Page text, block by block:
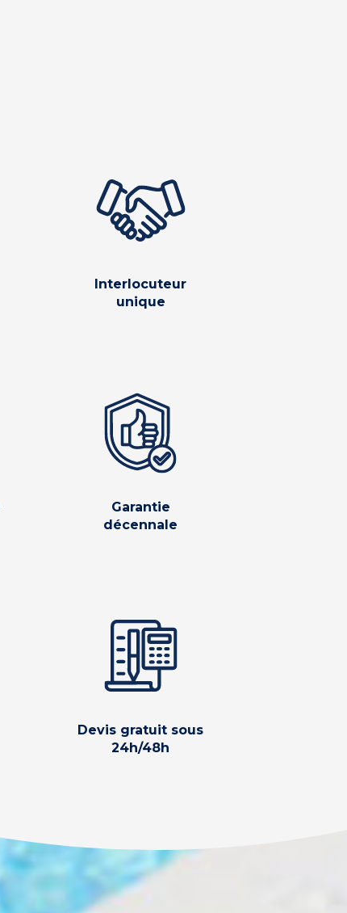
Interlocuteur
unique
Garantie
décennale
Devis gratuit sous
24h/48h